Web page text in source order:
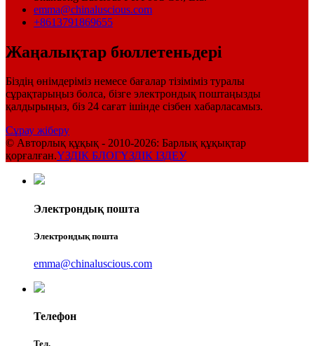
emma@chinaluscious.com
+8613791869655
Жаңалықтар бюллетеньдері
Біздің өнімдеріміз немесе бағалар тізіміміз туралы
сұрақтарыңыз болса, бізге электрондық поштаңызды
қалдырыңыз, біз 24 сағат ішінде сізбен хабарласамыз.
Сұрау жіберу
© Авторлық құқық - 2010-2026: Барлық құқықтар
қорғалған.ҮЗДІК БЛОГҮЗДІК ІЗДЕУ
Электрондық пошта
Электрондық пошта
emma@chinaluscious.com
Телефон
Тел.